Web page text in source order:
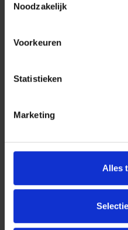
Noodzakelijk
Voorkeuren
Statistieken
Marketing
Alles